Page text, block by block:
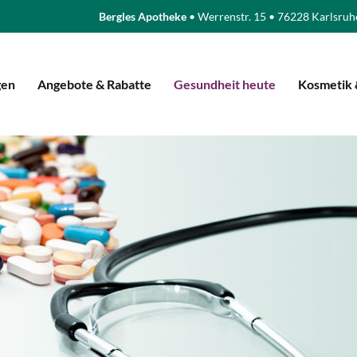
Bergles Apotheke • Werrenstr. 15 • 76228
Angebote & Rabatte Gesundheit heute Kosmetik